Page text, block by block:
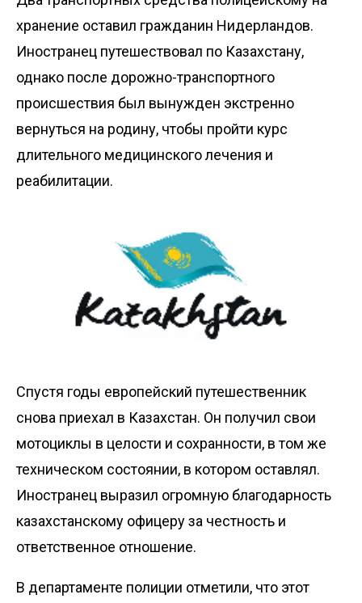
хранение оставил гражданин Нидерландов.
Иностранец путешествовал по Казахстану,
однако после дорожно-транспортного
происшествия был вынужден экстренно
вернуться на родину, чтобы пройти курс
длительного медицинского лечения и
реабилитации.
Спустя годы европейский путешественник
снова приехал в Казахстан. Он получил свои
мотоциклы в целости и сохранности, в том же
техническом состоянии, в котором оставлял.
Иностранец выразил огромную благодарность
казахстанскому офицеру за честность и
ответственное отношение.
В департаменте полиции отметили, что этот